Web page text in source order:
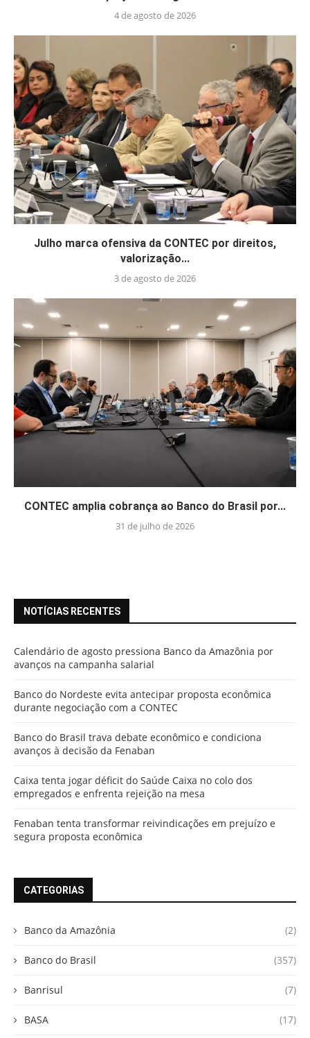
4 de agosto de 2026
Julho marca ofensiva da CONTEC por direitos,
valorização...
3 de agosto de 2026
CONTEC amplia cobrança ao Banco do Brasil por...
31 de julho de 2026
NOTÍCIAS RECENTES
Calendário de agosto pressiona Banco da Amazônia por
avanços na campanha salarial
Banco do Nordeste evita antecipar proposta econômica
durante negociação com a CONTEC
Banco do Brasil trava debate econômico e condiciona
avanços à decisão da Fenaban
Caixa tenta jogar déficit do Saúde Caixa no colo dos
empregados e enfrenta rejeição na mesa
Fenaban tenta transformar reivindicações em prejuízo e
segura proposta econômica
CATEGORIAS
Banco da Amazônia (2)
Banco do Brasil (357)
Banrisul (7)
BASA (17)